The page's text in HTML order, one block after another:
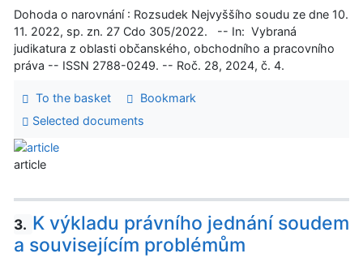
Dohoda o narovnání : Rozsudek Nejvyššího soudu ze dne 10.
11. 2022, sp. zn. 27 Cdo 305/2022. -- In: Vybraná
judikatura z oblasti občanského, obchodního a pracovního
práva -- ISSN 2788-0249. -- Roč. 28, 2024, č. 4.
To the basket
Bookmark
Selected documents
article
3. K výkladu právního jednání soudem
a souvisejícím problémům